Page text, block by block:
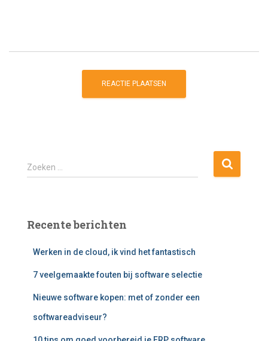
Z
o
n
Zoeken …
Recente berichten
Werken in de cloud, ik vind het fantastisch
7 veelgemaakte fouten bij software selectie
Nieuwe software kopen: met of zonder een
softwareadviseur?